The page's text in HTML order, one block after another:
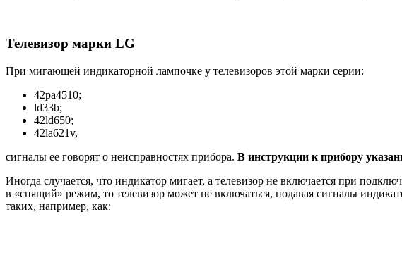
Телевизор марки LG
При мигающей индикаторной лампочке у телевизоров этой марки серии:
42pa4510;
ld33b;
42ld650;
42la621v,
сигналы ее говорят о неисправностях прибора. В инструкции к прибору
Иногда случается, что индикатор мигает, а телевизор не включается при
в «спящий» режим, то телевизор может не включаться, подавая сигналы
таких, например, как: